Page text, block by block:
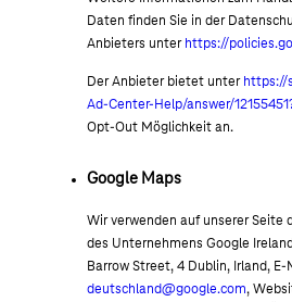
Daten finden Sie in der
Anbieters unter https://
Der Anbieter bietet unter https://
Ad-Center-Help/answer/
Opt-Out Möglichkeit an.
Google Maps
Wir verwenden auf unserer Seite
des Unternehmens Google
Barrow Street, 4 Dublin, Irland, E-
deutschland@google.com,